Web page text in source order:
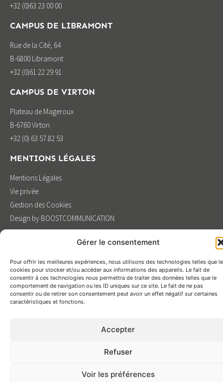
Gérer le consentement
Pour offrir les meilleures expériences, nous utilisons des technologies telles que
cookies pour stocker et/ou accéder aux informations des appareils. Le fait de
consentir à ces technologies nous permettra de traiter des données telles que le
comportement de navigation ou les ID uniques sur ce site. Le fait de ne pas
consentir ou de retirer son consentement peut avoir un effet négatif sur certaines
caractéristiques et fonctions.
Accepter
Refuser
Voir les préférences
+32 (0)63 23 00 00
CAMPUS DE LIBRAMONT
Rue de la Cité, 64
B-6800 Libramont
+32 (0)61 22 29 91
CAMPUS DE VIRTON
Plateau de Mageroux
B-6760 Virton
+32 (0) 63 57 82 53
MENTIONS LÉGALES
Mentions Légales
Vie privée
Gestion des Cookies
Design by BOOSTCOMMUNICATION